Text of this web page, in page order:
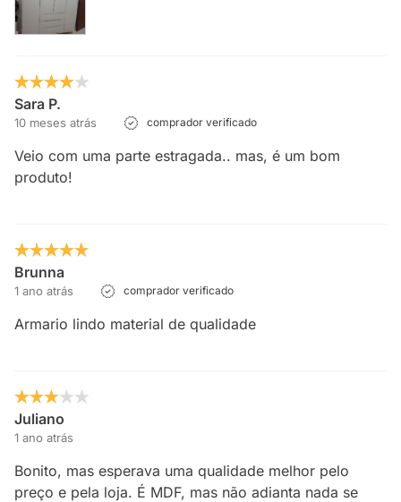
Sara P.
10 meses atrás comprador verificado
Veio com uma parte estragada.. mas, é um bom
produto!
Brunna
1 ano atrás comprador verificado
Armario lindo material de qualidade
Juliano
1 ano atrás
Bonito, mas esperava uma qualidade melhor pelo
preço e pela loja. É MDF, mas não adianta nada se